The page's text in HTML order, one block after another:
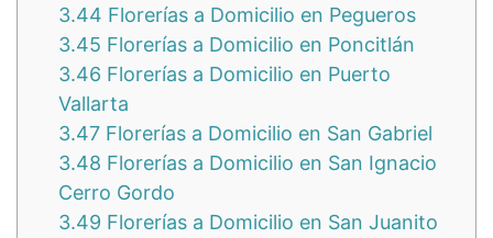
3.44 Florerías a Domicilio en Pegueros
3.45 Florerías a Domicilio en Poncitlán
3.46 Florerías a Domicilio en Puerto
Vallarta
3.47 Florerías a Domicilio en San Gabriel
3.48 Florerías a Domicilio en San Ignacio
Cerro Gordo
3.49 Florerías a Domicilio en San Juanito